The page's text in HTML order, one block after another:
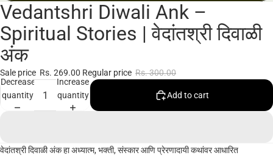
Open
image
in
full
screen
Vedantshri Diwali Ank –
Spiritual Stories | वेदांतश्री दिवाळी
अंक
Sale price Rs. 269.00 Regular price Rs. 300.00
Decrease
quantity
Increase
quantity
Add to cart
वेदांतश्री दिवाळी अंक हा अध्यात्म, भक्ती, संस्कार आणि प्रेरणादायी कथांवर आधारित